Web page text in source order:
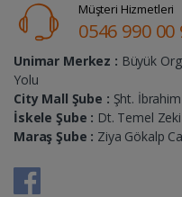
Müşteri Hizmetleri
0546 990 00
Unimar Merkez : Büyük
Yolu
City Mall Şube : Şht.
İskele Şube : Dt. Temel
Maraş Şube : Ziya Gökalp